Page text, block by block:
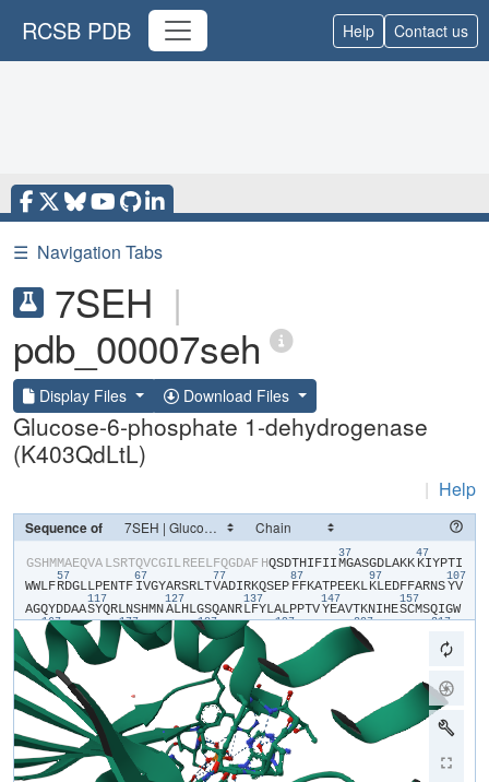
RCSB PDB Help Contact us
☰ Navigation Tabs
7SEH |
pdb_00007seh
Display Files Download Files
Glucose-6-phosphate 1-dehydrogenase
(K403QdLtL)
| Help
Sequence of
​G​​S​​H​​M​​M​​A​​E​​Q​​V​​A​ ​L​​S​​R​​T​​Q​​V​​C​​G​​I​​L​​R​​E​​E​​L​​F​​Q​​G​​D​​A​​F​ ​H​​Q​​S​​D​​T​​H​​I​​F​​I​​I​
37
​M​​G​​A​​S​​G​​D​​L​​A​​K​​K​
47
​K​​I​​Y​​P​​T​​I​
W​​W​​L​​F​
57
​R​​D​​G​​L​​L​​P​​E​​N​​T​​F​
67
​I​​V​​G​​Y​​A​​R​​S​​R​​L​​T​
77
​V​​A​​D​​I​​R​​K​​Q​​S​​E​​P​
87
​F​​F​​K​​A​​T​​P​​E​​E​​K​​L​
97
​K​​L​​E​​D​​F​​F​​A​​R​​N​​S​
107
​Y​​V​​
A​​G​​Q​​Y​​D​​D​​A​​A​
117
​S​​Y​​Q​​R​​L​​N​​S​​H​​M​​N​
127
​A​​L​​H​​L​​G​​S​​Q​​A​​N​​R​
137
​L​​F​​Y​​L​​A​​L​​P​​P​​T​​V​
147
​Y​​E​​A​​V​​T​​K​​N​​I​​H​​E​
157
​S​​C​​M​​S​​Q​​I​​G​​W​​
167
​I​ ​I​​V​ ​P​​F​ ​G​
177
​L​​Q​​S​​S​​D​​R​ ​L​​S​
187
​I​​S​ ​L​​F​​R​ ​E​​D​​Q​
197
​L​​G​​K​​E​
207
​M​​V​
217
F​​G​ ​I​ ​N​
227
​R​​D​ ​I​​A​​C​ ​T​
237
​P​​F​ ​T​ ​R​
247
​G​​G​ ​F​​D​​E​ ​G​​I​​I​
257
​R​ ​N​​H​​L​​L​ ​E​​K​
C​​S​​T​​N​​S​​D​​D​
287 297
​V​​Q​​A​​N​​N​ ​V​ ​G​
307
​Q​​Y​​V​​G​​N​ ​D​​G​​E​​G​
317
​T​​V​ ​R​​G​
T​​T​
337
​F​​A​​A​​V​​V​​L​ ​N​​E​​R​​W​​D​​G​ ​I​​L​
357
​R​​C​ ​G​​K​​A​​L​​N​ ​R​​K​
367
​A​ ​D​​I​​F​ ​K​
387
​R​
​L​​V​​I​​R​​V​​Q​​P​​N​ ​E​ ​A​​V​​Y​ ​T​​Q​​M​​M​​T​ ​K​​K​​P​​G​​M​​F​​F​​N​ ​P​​E​ ​E​​S​​E​​L​ ​L​​T​​Y​​G​ ​Y​​K​​N​​V​​K​
437
​E​​R​​L​ ​I​​L​​D​
F​​C​
447
​G​​S​​Q​​M​​H​​F​​V​​R​​S​
457
​E​ ​L​​R​​E​​A​​W​ ​R​​I​​F​​T​
467
​P​​L​​L​​H​​Q​ ​I​​E​​L​​E​​K​
477
​P​​K​​P​ ​P​​Y​
487
​G​​P​​T​
497
F​​Q​​Y​​E​​G​​T​ ​V​​N​​P​​H​ ​L​​C​